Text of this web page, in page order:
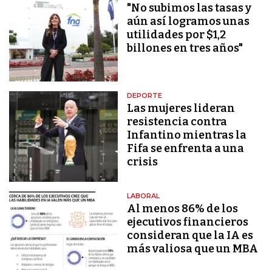
"No subimos las tasas y
aún así logramos unas
utilidades por $1,2
billones en tres años"
DEPORTE
Las mujeres lideran
resistencia contra
Infantino mientras la
Fifa se enfrenta a una
crisis
LABORAL
Al menos 86% de los
ejecutivos financieros
consideran que la IA es
más valiosa que un MBA